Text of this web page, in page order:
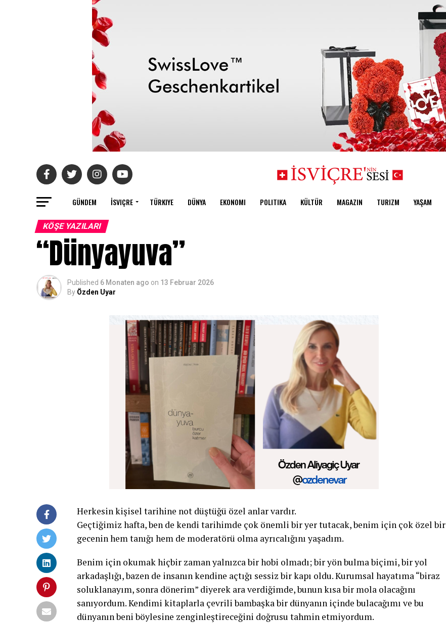
GÜNDEM İSVIÇRE TÜRKIYE DÜNYA EKONOMI POLITIKA KÜLTÜR MAGAZIN TURIZM YAŞAM
KÖŞE YAZILARI
“Dünyayuva”
Published 6 Monaten ago on 13 Februar 2026
By Özden Uyar
Herkesin kişisel tarihine not düştüğü özel anlar vardır.
Geçtiğimiz hafta, ben de kendi tarihimde çok önemli bir yer tutacak, benim için çok özel bir
gecenin hem tanığı hem de moderatörü olma ayrıcalığını yaşadım.
Benim için okumak hiçbir zaman yalnızca bir hobi olmadı; bir yön bulma biçimi, bir yol
arkadaşlığı, bazen de insanın kendine açtığı sessiz bir kapı oldu. Kurumsal hayatıma “biraz
soluklanayım, sonra dönerim” diyerek ara verdiğimde, bunun kısa bir mola olacağını
sanıyordum. Kendimi kitaplarla çevrili bambaşka bir dünyanın içinde bulacağımı ve bu
dünyanın beni böylesine zenginleştireceğini doğrusu tahmin etmiyordum.